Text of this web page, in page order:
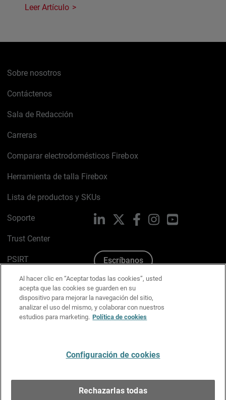
Leer Artículo
Sobre nosotros
Contáctenos
Sala de Redacción
Carreras
Comparar electrodomésticos Firebox
Herramienta de talla Firebox
Lista de productos y SKUs
Soporte
Trust Center
PSIRT
Política de cookies
Política de privacidad
Kit de medios y marca
LinkedIn FacebookInstagramYouTube
Escríbanos
Al hacer clic en “Aceptar todas las cookies”, usted
acepta que las cookies se guarden en su
dispositivo para mejorar la navegación del sitio,
analizar el uso del mismo, y colaborar con nuestros
estudios para marketing. Política de cookies
Configuración de cookies
Rechazarlas todas